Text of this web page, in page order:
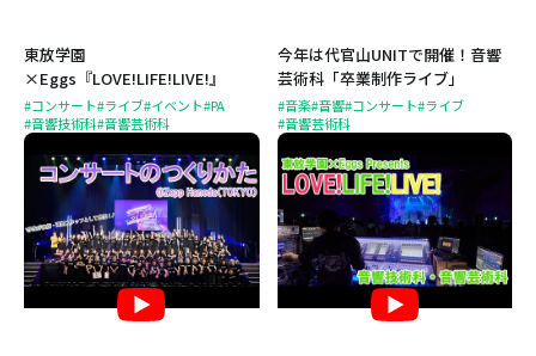
東放学園
×Eggs『LOVE!LIFE!LIVE!』
#コンサート#ライブ#イベント#PA
#音響技術科#音響芸術科
今年は代官山UNITで開催！音響
芸術科「卒業制作ライブ」
#音楽#音響#コンサート#ライブ
#音響芸術科